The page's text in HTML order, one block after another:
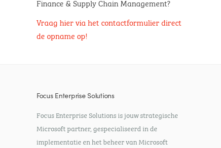
Finance & Supply Chain Management?
Vraag hier via het contactformulier direct
de opname op!
Focus Enterprise Solutions
Focus Enterprise Solutions is jouw strategische
Microsoft partner, gespecialiseerd in de
implementatie en het beheer van Microsoft